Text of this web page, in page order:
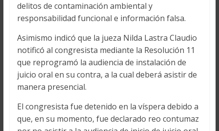
delitos de contaminación ambiental y
responsabilidad funcional e información falsa.
Asimismo indicó que la jueza Nilda Lastra Claudio
notificó al congresista mediante la Resolución 11
que reprogramó la audiencia de instalación de
juicio oral en su contra, a la cual deberá asistir de
manera presencial.
El congresista fue detenido en la víspera debido a
que, en su momento, fue declarado reo contumaz